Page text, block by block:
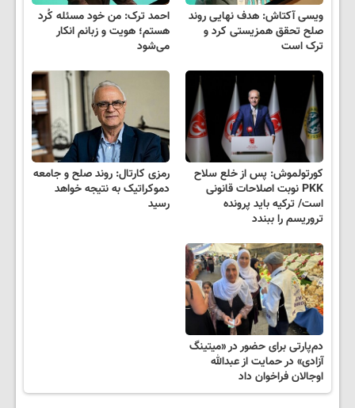
ویسی آکتاش: هدف نهایی روند
صلح تحقق همزیستی کرد و
ترک است
احمد ترک: من خود مسئله کُرد
هستم؛ هویت و زبانم انکار
می‌شود
کورتولموش: پس از خلع سلاح
PKK نوبت اصلاحات قانونی
است/ ترکیه باید پرونده
تروریسم را ببندد
رمزی کارتال: روند صلح و جامعه
دموکراتیک به نتیجه خواهد
رسید
دم‌پارتی برای حضور در «میتینگ
آزادی» در حمایت از عبدالله
اوجالان فراخوان داد